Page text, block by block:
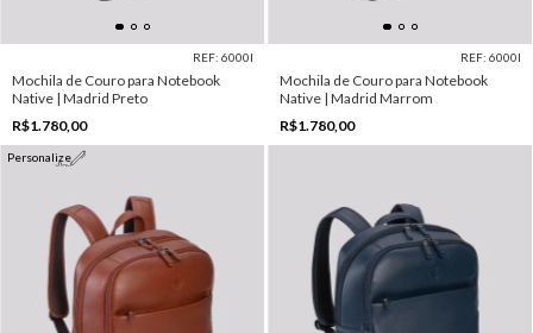
REF: 6000I
Mochila de Couro para Notebook
Native | Madrid Preto
R$1.780,00
REF: 6000I
Mochila de Couro para Notebook
Native | Madrid Marrom
R$1.780,00
Personalize